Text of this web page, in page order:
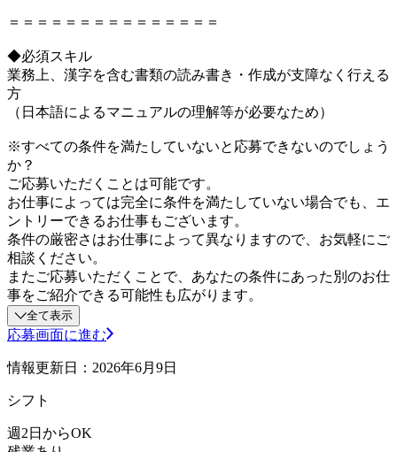
＝＝＝＝＝＝＝＝＝＝＝＝＝＝＝
◆必須スキル
業務上、漢字を含む書類の読み書き・作成が支障なく行える
方
（日本語によるマニュアルの理解等が必要なため）
※すべての条件を満たしていないと応募できないのでしょう
か？
ご応募いただくことは可能です。
お仕事によっては完全に条件を満たしていない場合でも、エ
ントリーできるお仕事もございます。
条件の厳密さはお仕事によって異なりますので、お気軽にご
相談ください。
またご応募いただくことで、あなたの条件にあった別のお仕
事をご紹介できる可能性も広がります。
全て表示
応募画面に進む
情報更新日：2026年6月9日
シフト
週2日からOK